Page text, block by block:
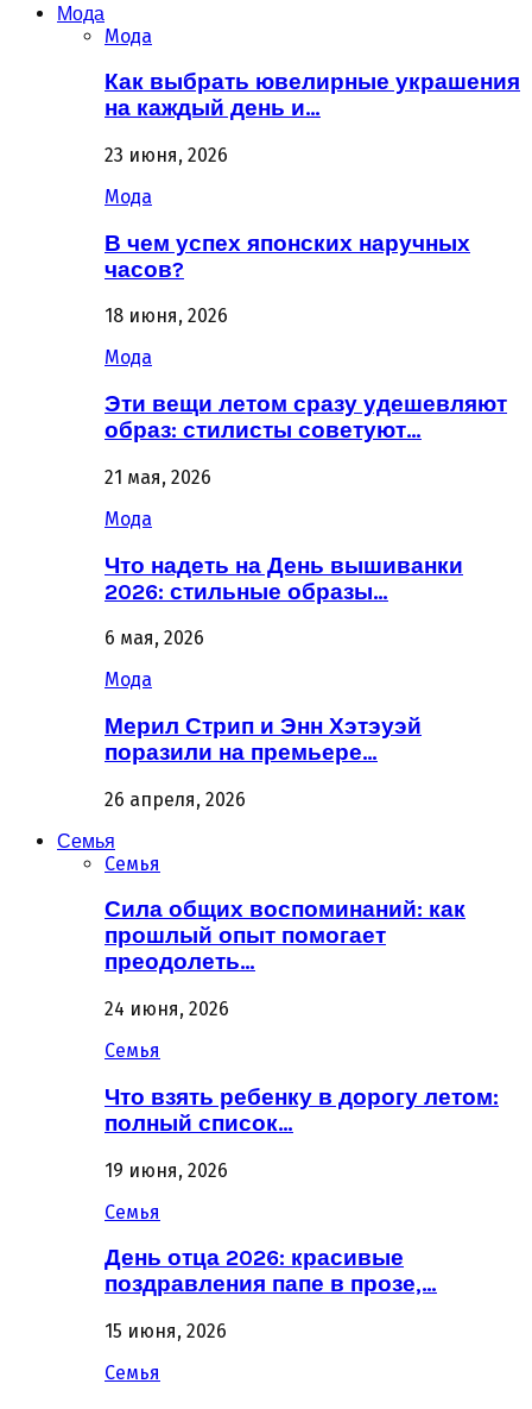
Мода
Мода
Как выбрать ювелирные украшения
на каждый день и…
23 июня, 2026
Мода
В чем успех японских наручных
часов?
18 июня, 2026
Мода
Эти вещи летом сразу удешевляют
образ: стилисты советуют…
21 мая, 2026
Мода
Что надеть на День вышиванки
2026: стильные образы…
6 мая, 2026
Мода
Мерил Стрип и Энн Хэтэуэй
поразили на премьере…
26 апреля, 2026
Семья
Семья
Сила общих воспоминаний: как
прошлый опыт помогает
преодолеть…
24 июня, 2026
Семья
Что взять ребенку в дорогу летом:
полный список…
19 июня, 2026
Семья
День отца 2026: красивые
поздравления папе в прозе,…
15 июня, 2026
Семья